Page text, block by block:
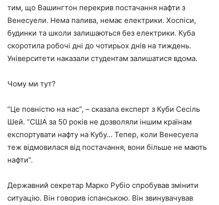
тим, що Вашингтон перекрив постачання нафти з
Венесуели. Нема палива, немає електрики. Хоспіси,
будинки та школи залишаються без електрики. Куба
скоротила робочі дні до чотирьох днів на тиждень.
Університети наказали студентам залишатися вдома.
Чому ми тут?
“Це повністю на нас”, – сказала експерт з Куби Сесіль
Шей. “США за 50 років не дозволяли іншим країнам
експортувати нафту на Кубу… Тепер, коли Венесуела
теж відмовилася від постачання, вони більше не мають
нафти”.
Державний секретар Марко Рубіо спробував змінити
ситуацію. Він говорив іспанською. Він звинувачував